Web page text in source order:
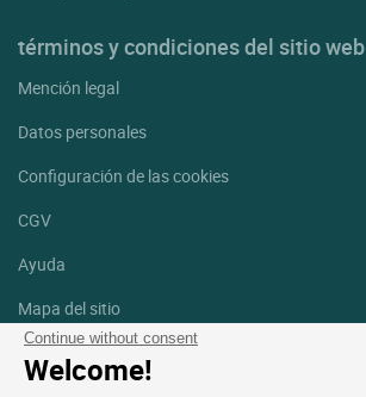
Continue without consent
Welcome!
términos y condiciones del sitio web
Mención legal
Datos personales
Configuración de las cookies
CGV
Ayuda
Mapa del sitio
Créditos
fotografías